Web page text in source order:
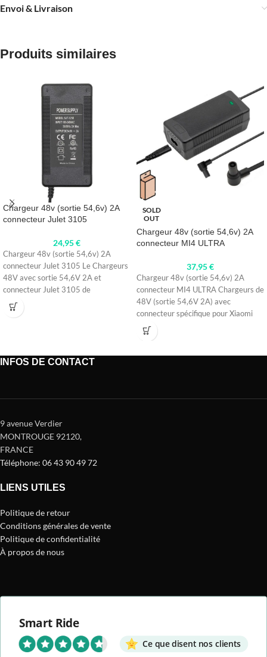
Envoi & Livraison
Produits similaires
Chargeur 48v (sortie 54,6v) 2A
connecteur Julet 3105
24,95€
Chargeur 48v (sortie 54,6v) 2A
connecteur Julet 3105 Le Chargeurs
48V avec sortie 54,6V 2A et
connecteur Julet 3105 de
SOLD
OUT
Chargeur 48v (sortie 54,6v) 2A
connecteur MI4 ULTRA
37,95€
Chargeur 48v (sortie 54,6v) 2A
connecteur MI4 ULTRA Chargeurs de
48V (sortie 54,6V 2A) avec
connecteur spécifique pour Xiaomi
Mi4
INFOS DE CONTACT
9 avenue Verdier
MONTROUGE 92120,
FRANCE
Téléphone: 06 43 90 49 72
LIENS UTILES
Politique de retour
Conditions générales de vente
Politique de confidentialité
À propos de nous
Smart Ride
Ce que disent nos clients